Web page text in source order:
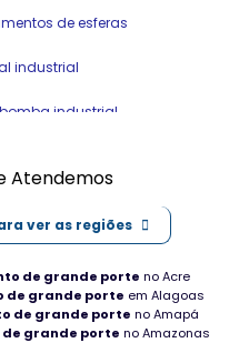
de esferas
industrial
industrial
SKF em Macapá
industrial
em Roraima
Atendemos
ver as regiões
de grande porte no Acre
de grande porte em Alagoas
de grande porte no Amapá
grande porte no Amazonas